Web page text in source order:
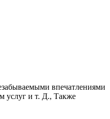
впечатлениями
услуг и т. Д., Также